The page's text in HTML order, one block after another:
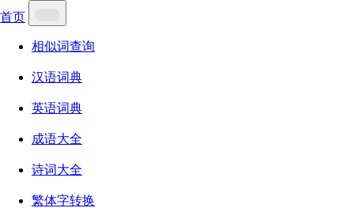
首页
相似词查询
汉语词典
英语词典
成语大全
诗词大全
繁体字转换